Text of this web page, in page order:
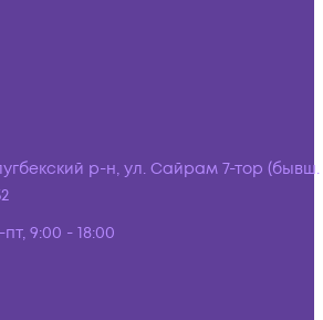
р-н, ул. Сайрам 7-тор (бывш.
9:00 - 18:00